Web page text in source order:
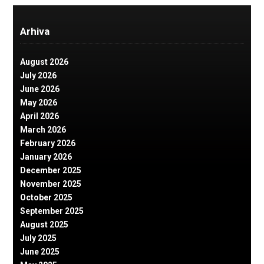
Arhiva
August 2026
July 2026
June 2026
May 2026
April 2026
March 2026
February 2026
January 2026
December 2025
November 2025
October 2025
September 2025
August 2025
July 2025
June 2025